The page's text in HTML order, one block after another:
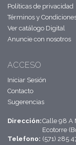
Políticas de privacidad
Términos y
Ver catálogo Digital
Anuncie con nosotros
ACCESO
Iniciar Sesión
Contacto
Sugerencias
Dirección:Calle 98 A
Ecotorre
Telefono: (571) 285